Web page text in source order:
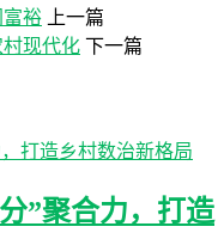
裕
上一篇
现代化 下一篇
”聚合力，打造